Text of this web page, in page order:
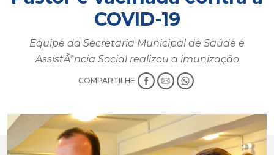
COVID-19
Equipe da Secretaria Municipal de Saúde e
AssistÃªncia Social realizou a imunização
COMPARTILHE